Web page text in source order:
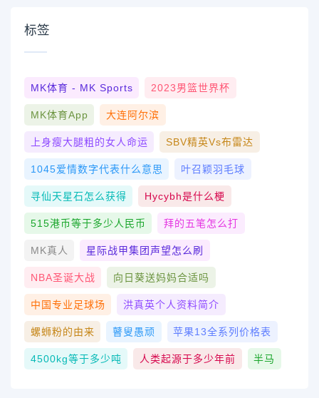
标签
MK体育 - MK Sports 2023男篮世界杯
MK体育App 大连阿尔滨
上身瘦大腿粗的女人命运 SBV精英vs布雷达
1045爱情数字代表什么意思 叶召颖羽毛球
寻仙天星石怎么获得 Hycybh是什么梗
515港币等于多少人民币 拜的五笔怎么打
MK真人 星际战甲集团声望怎么刷
NBA圣诞大战 向日葵送妈妈合适吗
中国专业足球场 洪真英个人资料简介
螺蛳粉的由来 瞽叟愚顽 苹果13全系列价格表
4500kg等于多少吨 人类起源于多少年前 半马